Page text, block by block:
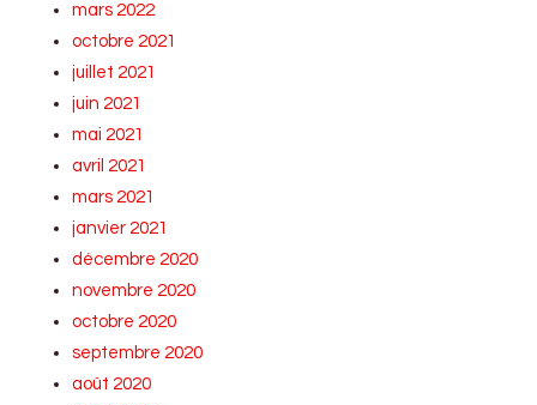
mars 2022
octobre 2021
juillet 2021
juin 2021
mai 2021
avril 2021
mars 2021
janvier 2021
décembre 2020
novembre 2020
octobre 2020
septembre 2020
août 2020